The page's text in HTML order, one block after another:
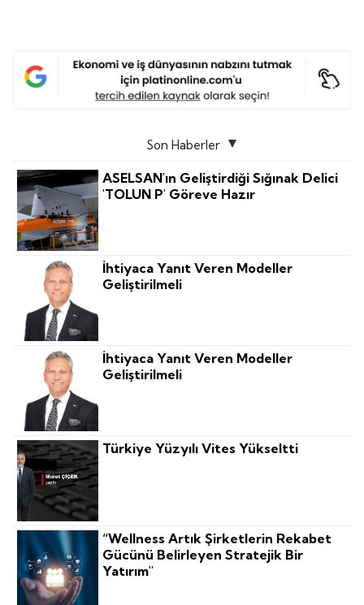
Son Haberler
ASELSAN'ın Geliştirdiği Sığınak Delici
'TOLUN P' Göreve Hazır
İhtiyaca Yanıt Veren Modeller
Geliştirilmeli
İhtiyaca Yanıt Veren Modeller
Geliştirilmeli
Türkiye Yüzyılı Vites Yükseltti
“Wellness Artık Şirketlerin Rekabet
Gücünü Belirleyen Stratejik Bir
Yatırım"